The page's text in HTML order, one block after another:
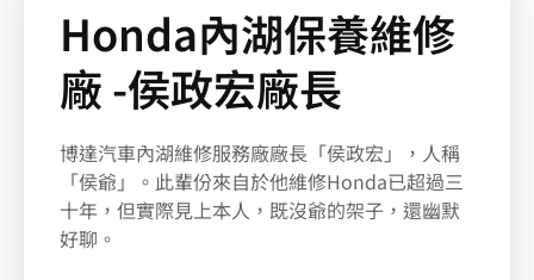
Honda內湖保養維修
廠 -侯政宏廠長
博達汽車內湖維修服務廠廠長「侯政宏」，人稱
「侯爺」。此輩份來自於他維修Honda已超過三
十年，但實際見上本人，既沒爺的架子，還幽默
好聊。